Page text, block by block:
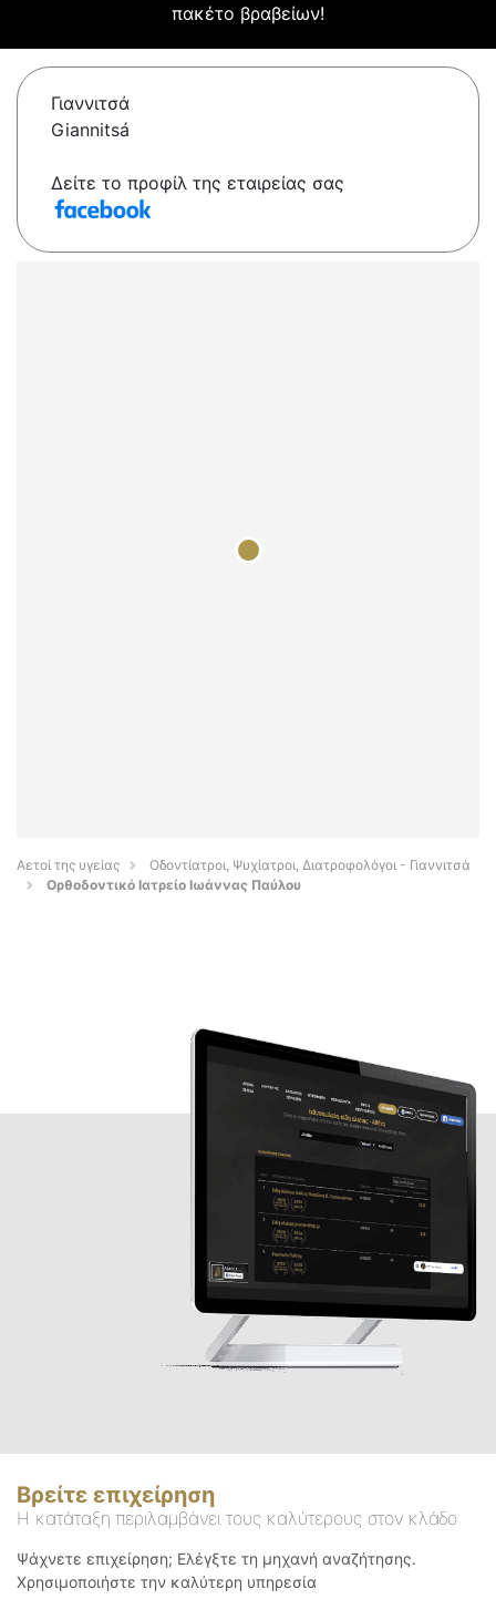
πακέτο βραβείων!
Γιαννιτσά
Giannitsá
Δείτε το προφίλ της εταιρείας σας
Αετοί της υγείας
Οδοντίατροι, Ψυχίατροι, Διατροφολόγοι - Γιαννιτσά
Ορθοδοντικό Ιατρείο Ιωάννας Παύλου
Βρείτε επιχείρηση
Η κατάταξη περιλαμβάνει τους καλύτερους στον κλάδο
Ψάχνετε επιχείρηση; Ελέγξτε τη μηχανή αναζήτησης.
Χρησιμοποιήστε την καλύτερη υπηρεσία